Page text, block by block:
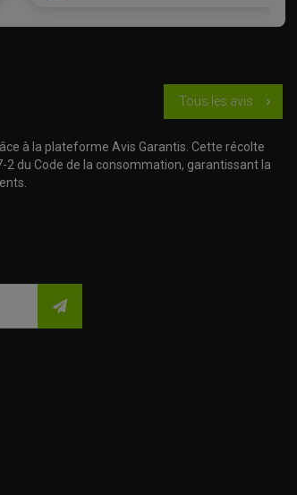
Tous les avis chevron_right
à la plateforme Avis Garantis. Cette récolte
du Code de la consommation, garantissant la